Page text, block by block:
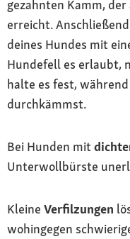
gezahnten Kamm,
erreicht.
deines Hundes mit
Hundefell es erlaubt,
halte es fest,
durchkämmst.
Bei Hunden mit
Unterwollbürste
Kleine Verfilzungen
wohingegen